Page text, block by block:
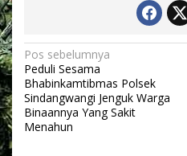
a
m
n
N
a
v
i
Pos sebelumnya
Peduli Sesama
Bhabinkamtibmas Polsek
Sindangwangi Jenguk Warga
Binaannya Yang Sakit
Menahun